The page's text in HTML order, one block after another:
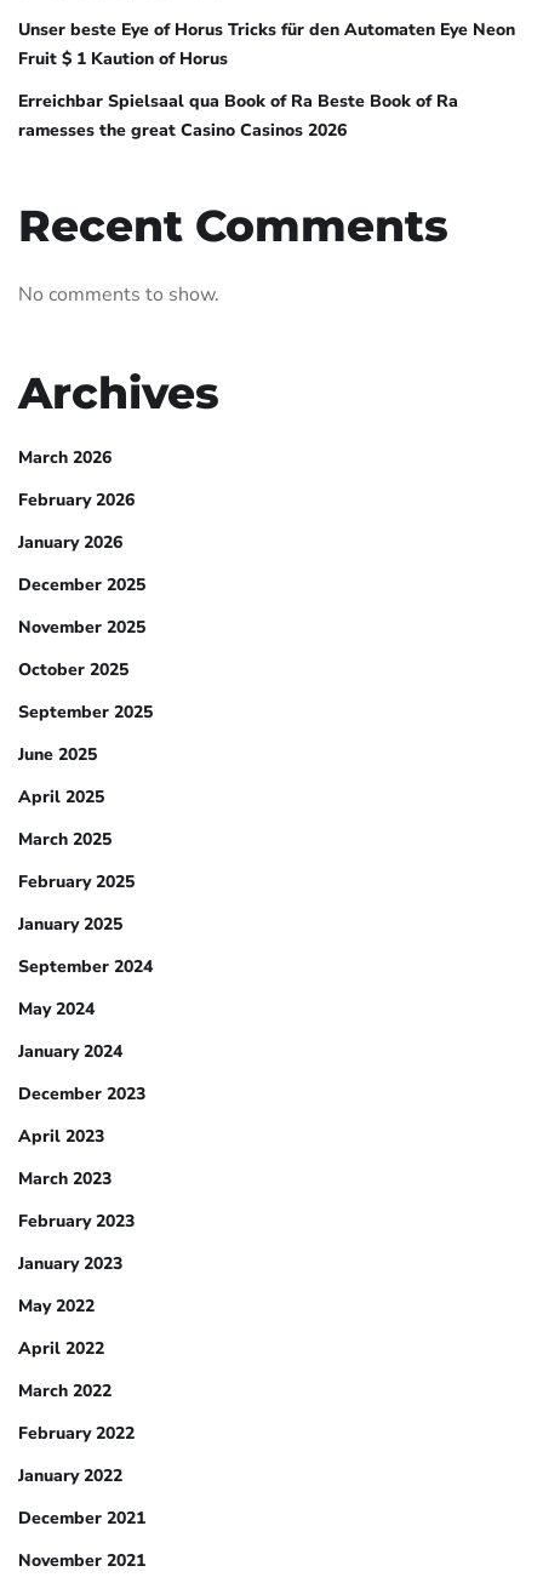
Unser beste Eye of Horus Tricks für den Automaten Eye Neon
Fruit $ 1 Kaution of Horus
Erreichbar Spielsaal qua Book of Ra Beste Book of Ra
ramesses the great Casino Casinos 2026
Recent Comments
No comments to show.
Archives
March 2026
February 2026
January 2026
December 2025
November 2025
October 2025
September 2025
June 2025
April 2025
March 2025
February 2025
January 2025
September 2024
May 2024
January 2024
December 2023
April 2023
March 2023
February 2023
January 2023
May 2022
April 2022
March 2022
February 2022
January 2022
December 2021
November 2021